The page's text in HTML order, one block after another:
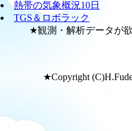
熱帯の気象概況10日
TGS＆ロボラック
★観測・解析データが欲し
★Copyright